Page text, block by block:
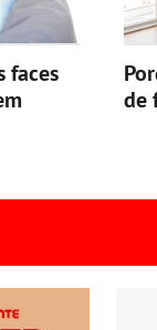
faces
de